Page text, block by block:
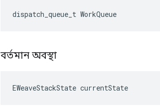
dispatch_queue_t WorkQueue
বর্তমান অবস্থা
EWeaveStackState currentState